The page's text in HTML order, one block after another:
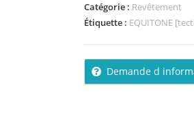
Catégorie : Revêtement
Étiquette : EQUITONE
Demande d